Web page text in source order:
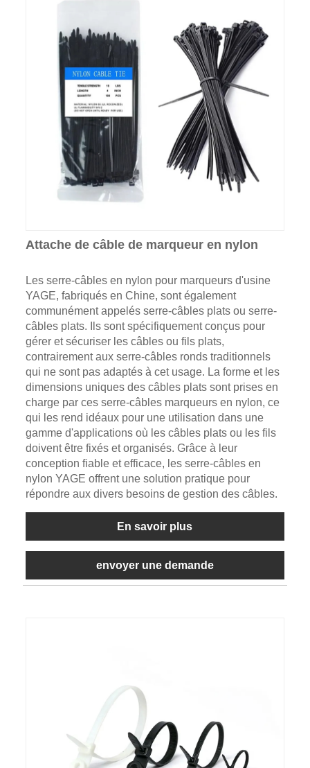
Attache de câble de marqueur en nylon
Les serre-câbles en nylon pour marqueurs d'usine
YAGE, fabriqués en Chine, sont également
communément appelés serre-câbles plats ou serre-
câbles plats. Ils sont spécifiquement conçus pour
gérer et sécuriser les câbles ou fils plats,
contrairement aux serre-câbles ronds traditionnels
qui ne sont pas adaptés à cet usage. La forme et les
dimensions uniques des câbles plats sont prises en
charge par ces serre-câbles marqueurs en nylon, ce
qui les rend idéaux pour une utilisation dans une
gamme d'applications où les câbles plats ou les fils
doivent être fixés et organisés. Grâce à leur
conception fiable et efficace, les serre-câbles en
nylon YAGE offrent une solution pratique pour
répondre aux divers besoins de gestion des câbles.
En savoir plus
envoyer une demande